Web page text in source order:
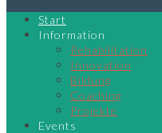
Start
Information
Rehabilitation
Innovation
Bildung
Coaching
Projekte
Events